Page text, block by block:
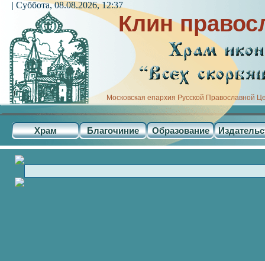
Клин
Московская епархия Русской Православной
Храм Благочиние Образование
| Суббота, 08.08.2026, 12:37